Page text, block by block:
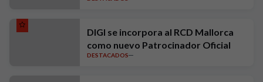
DIGI se incorpora al RCD Mallorca
como nuevo Patrocinador Oficial
DESTACADOS